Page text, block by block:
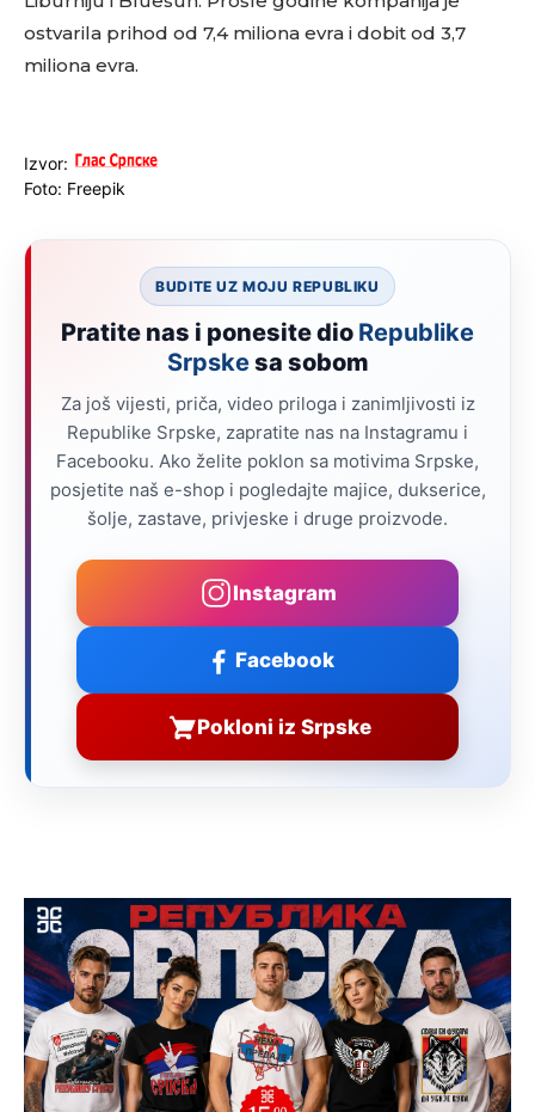
ostvarila prihod od 7,4 miliona evra i dobit od 3,7
miliona evra.
Izvor:
Foto: Freepik
BUDITE UZ MOJU REPUBLIKU
Pratite nas i ponesite dio Republike
Srpskesa sobom
Za još vijesti, priča, video priloga i zanimljivosti iz
Republike Srpske, zapratite nas na Instagramu i
Facebooku. Ako želite poklon sa motivima Srpske,
posjetite naš e-shop i pogledajte majice, dukserice,
šolje, zastave, privjeske i druge proizvode.
Instagram
Facebook
Pokloni iz Srpske